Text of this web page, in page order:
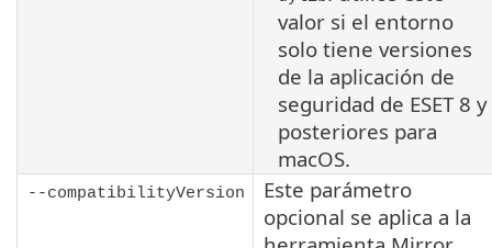
valor si el entorno
solo tiene versiones
de la aplicación de
seguridad de ESET 8 y
posteriores para
macOS.
--compatibilityVersion
Este parámetro
opcional se aplica a la